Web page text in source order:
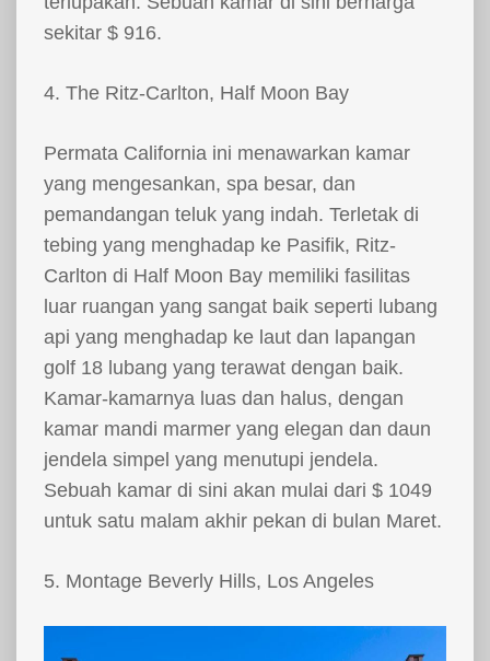
sekitar $ 916.
4. The Ritz-Carlton, Half Moon Bay
Permata California ini menawarkan kamar
yang mengesankan, spa besar, dan
pemandangan teluk yang indah. Terletak di
tebing yang menghadap ke Pasifik, Ritz-
Carlton di Half Moon Bay memiliki fasilitas
luar ruangan yang sangat baik seperti lubang
api yang menghadap ke laut dan lapangan
golf 18 lubang yang terawat dengan baik.
Kamar-kamarnya luas dan halus, dengan
kamar mandi marmer yang elegan dan daun
jendela simpel yang menutupi jendela.
Sebuah kamar di sini akan mulai dari $ 1049
untuk satu malam akhir pekan di bulan Maret.
5. Montage Beverly Hills, Los Angeles